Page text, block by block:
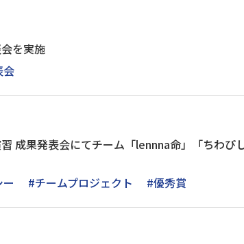
を実施
会
成果発表会にてチーム「lennna命」「ちわぴ
#チームプロジェクト #優秀賞